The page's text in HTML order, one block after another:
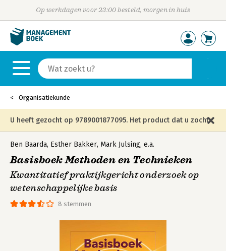
Op werkdagen voor 23:00 besteld, morgen in huis
Organisatiekunde
U heeft gezocht op 9789001877095. Het product dat u zocht
is niet meer in die editie leverbaar en is vervangen door de
onderstaande editie.
8 stemmen
Ben Baarda, Esther Bakker, Mark Julsing, e.a.
Basisboek Methoden en Technieken
Kwantitatief praktijkgericht onderzoek op
wetenschappelijke basis